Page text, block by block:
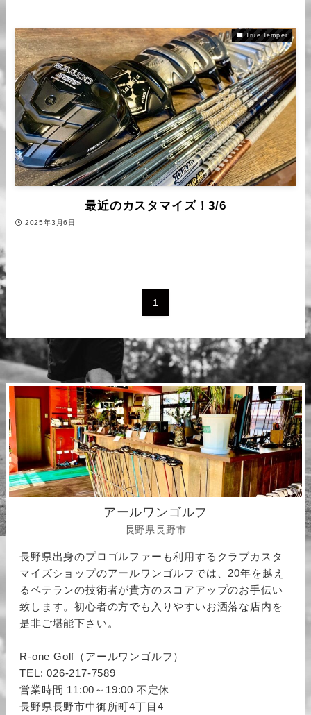
True Temper
最近のカスタマイズ！3/6
2025年3月6日
1
アールワンゴルフ
長野県長野市
長野県出身のプロゴルファーも利用するクラブカスタ
マイズショップのアールワンゴルフでは、20年を越え
るベテランの技術者が貴方のスコアアップのお手伝い
致します。初心者の方でも入りやすいお洒落な店内を
是非ご堪能下さい。
R-one Golf（アールワンゴルフ）
TEL: 026-217-7589
営業時間 11:00～19:00 不定休
長野県長野市中御所町4丁目4